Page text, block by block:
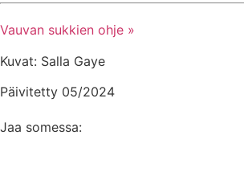
Vauvan sukkien ohje »
Kuvat: Salla Gaye
Päivitetty 05/2024
Jaa somessa: